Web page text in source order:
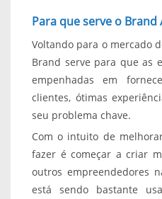
Para que serve o Brand
Voltando para o mercado
Brand serve para que as
empenhadas em
clientes, ótimas
seu problema chave.
Com o intuito de
fazer é começar a criar
outros empreendedores
está sendo bastante